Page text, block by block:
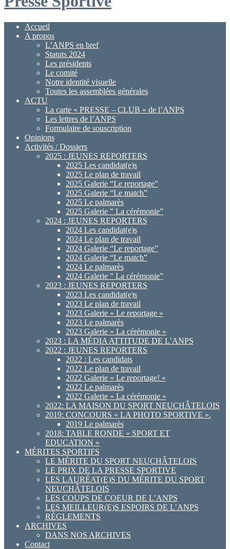
Accueil
A propos
L’ANPS en bref
Statuts 2024
Les présidents
Le comité
Notre identité visuelle
Toutes les assemblées générales
ACTU
La carte « PRESSE – CLUB » de l’ANPS
Les lettres de l’ANPS
Formulaire de souscription
Opinions
Activités / Dossiers
2025 : JEUNES REPORTERS
2025 Les candidat(e)s
2025 Le plan de travail
2025 Galerie “Le reportage”
2025 Galerie “Le match”
2025 Le palmarès
2025 Galerie ” La cérémonie”
2024 : JEUNES REPORTERS
2024 Les candidat(e)s
2024 Le plan de travail
2024 Galerie “Le reportage”
2024 Galerie “Le match”
2024 Le palmarès
2024 Galerie ” La cérémonie”
2023 : JEUNES REPORTERS
2023 Les candidat(e)s
2023 Le plan de travail
2023 Galerie « Le reportage »
2023 Le palmarès
2023 Galerie « La cérémonie »
2023 : LA MÉDIA ATTITUDE DE L’ANPS
2022 : JEUNES REPORTERS
2022 : Les candidats
2022 Le plan de travail
2022 Galerie « Le reportage! »
2022 Le palmarès
2022 Galerie « La cérémonie »
2022: LA MAISON DU SPORT NEUCHÂTELOIS
2019: CONCOURS « LA PHOTO SPORTIVE ».
2019 Le palmarès
2018: TABLE RONDE « SPORT ET
EDUCATION »
MÉRITES SPORTIFS
LE MÉRITE DU SPORT NEUCHÂTELOIS
LE PRIX DE LA PRESSE SPORTIVE
LES LAURÉAT(E)S DU MÉRITE DU SPORT
NEUCHÂTELOIS
LES COUPS DE COEUR DE L’ANPS
LES MEILLEUR(E)S ESPOIRS DE L’ANPS
RÈGLEMENTS
ARCHIVES
DANS NOS ARCHIVES
Contact